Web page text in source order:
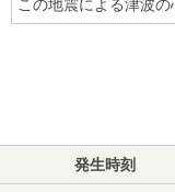
この地震による津波の
発生時刻